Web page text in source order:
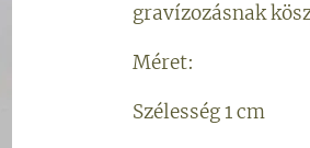
gravízozásnak
Méret:
Szélesség 1 cm